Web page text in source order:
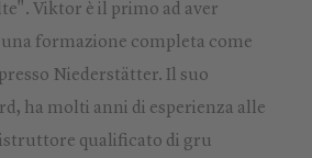
Viktor è il primo ad aver
formazione completa come
Niederstätter. Il suo
ha molti anni di esperienza alle
qualificato di gru